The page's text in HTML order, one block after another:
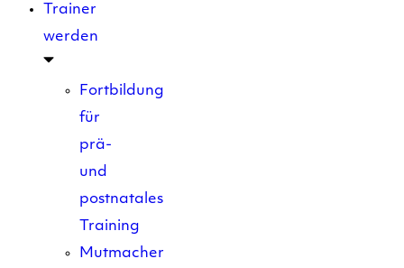
Trainer
werden
Fortbildung
für
prä-
und
postnatales
Training
Mutmacher